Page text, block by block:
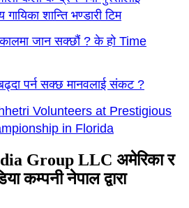
गायिका शान्ति भण्डारी टिम
जान सक्छौं ? के हो Time
पर्न सक्छ मानवलाई संकट ?
Volunteers at Prestigious
in Florida
Group LLC अमेरिका र
कम्पनी नेपाल द्वारा